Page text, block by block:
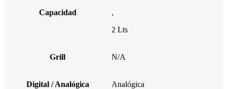
Capacidad
,
2 Lts
Grill N/A
Digital / Analógica Analógica